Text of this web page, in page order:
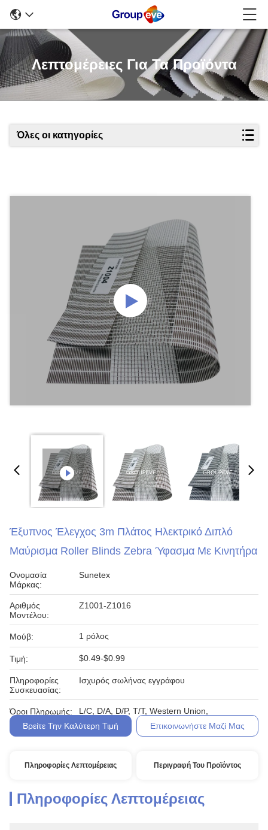
Λεπτομέρειες Για Τα Προϊόντα
Όλες οι κατηγορίες
Έξυπνος Έλεγχος 3m Πλάτος Ηλεκτρικό Διπλό
Μαύρισμα Roller Blinds Zebra Ύφασμα Με Κινητήρα
Ονομασία
Μάρκας:
Sunetex
Αριθμός
Μοντέλου:
Z1001-Z1016
Μούβ: 1 ρόλος
Τιμή: $0.49-$0.99
Πληροφορίες
Συσκευασίας:
Ισχυρός σωλήνας εγγράφου
Όροι Πληρωμής:
L/C, D/A, D/P, T/T, Western Union,
Βρείτε Την Καλύτερη Τιμή
Επικοινωνήστε Μαζί Μας
Πληροφορίες Λεπτομέρειας Περιγραφή Του Προϊόντος
Πληροφορίες Λεπτομέρειας